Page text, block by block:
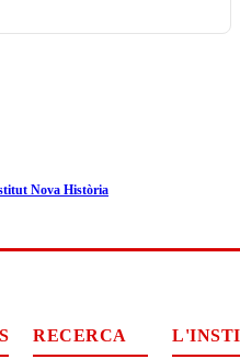
Nova Història
RECERCA